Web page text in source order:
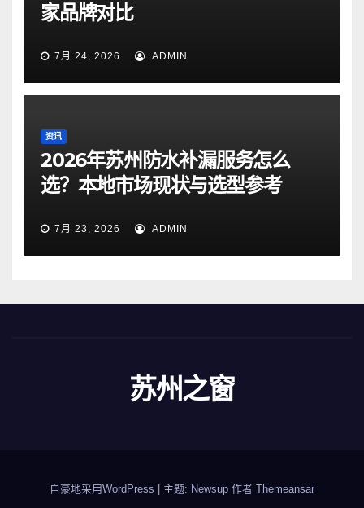
家品牌对比
7月 24, 2026 ADMIN
资讯
2026年苏州防水补漏服务怎么
选？本地市场现状与选型参考
7月 23, 2026 ADMIN
苏州之窗
自豪地采用WordPress 主题: Newsup 作者 Themeansar